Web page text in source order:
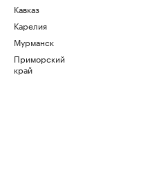
Кавказ
Карелия
Мурманск
Приморский
край